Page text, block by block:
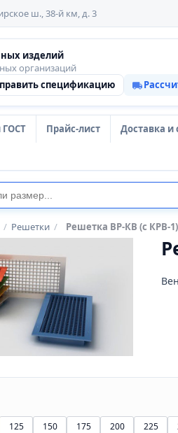
ш., 38-й км, д. 3
изделий
организаций
спецификацию
ГОСТ Прайс-лист Доставка
/ Решетки / Решетка ВР-КВ (с КРВ-1)
125 150 175 200 225